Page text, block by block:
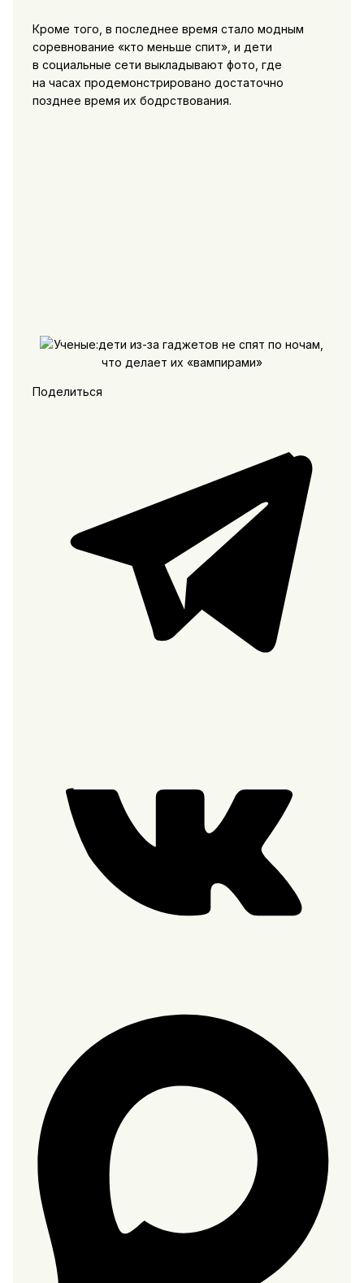
Кроме того, в последнее время стало модным
соревнование «кто меньше спит», и дети
в социальные сети выкладывают фото, где
на часах продемонстрировано достаточно
позднее время их бодрствования.
Поделиться